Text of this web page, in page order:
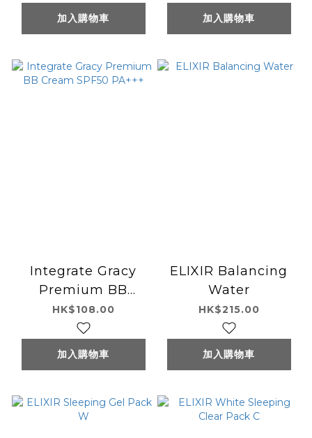
加入購物車 加入購物車
Integrate Gracy
Premium BB
Cream SPF50
PA+++
HK$108.00
加入購物車
ELIXIR Balancing
Water
HK$215.00
加入購物車